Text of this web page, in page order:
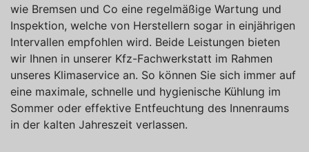
wie Bremsen und Co eine regelmäßige Wartung und
Inspektion, welche von Herstellern sogar in einjährigen
Intervallen empfohlen wird. Beide Leistungen bieten
wir Ihnen in unserer Kfz-Fachwerkstatt im Rahmen
unseres Klimaservice an. So können Sie sich immer auf
eine maximale, schnelle und hygienische Kühlung im
Sommer oder effektive Entfeuchtung des Innenraums
in der kalten Jahreszeit verlassen.